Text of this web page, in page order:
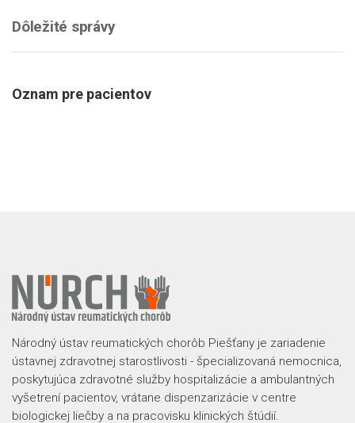
Dôležité správy
Oznam pre pacientov
Národný ústav reumatických chorôb Piešťany je zariadenie
ústavnej zdravotnej starostlivosti - špecializovaná nemocnica,
poskytujúca zdravotné služby hospitalizácie a ambulantných
vyšetrení pacientov, vrátane dispenzarizácie v centre
biologickej liečby a na pracovisku klinických štúdií.